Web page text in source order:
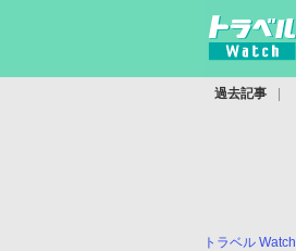
過去記事
トラベル Watch